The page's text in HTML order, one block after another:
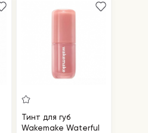
Тинт для губ
Wakemake Waterful